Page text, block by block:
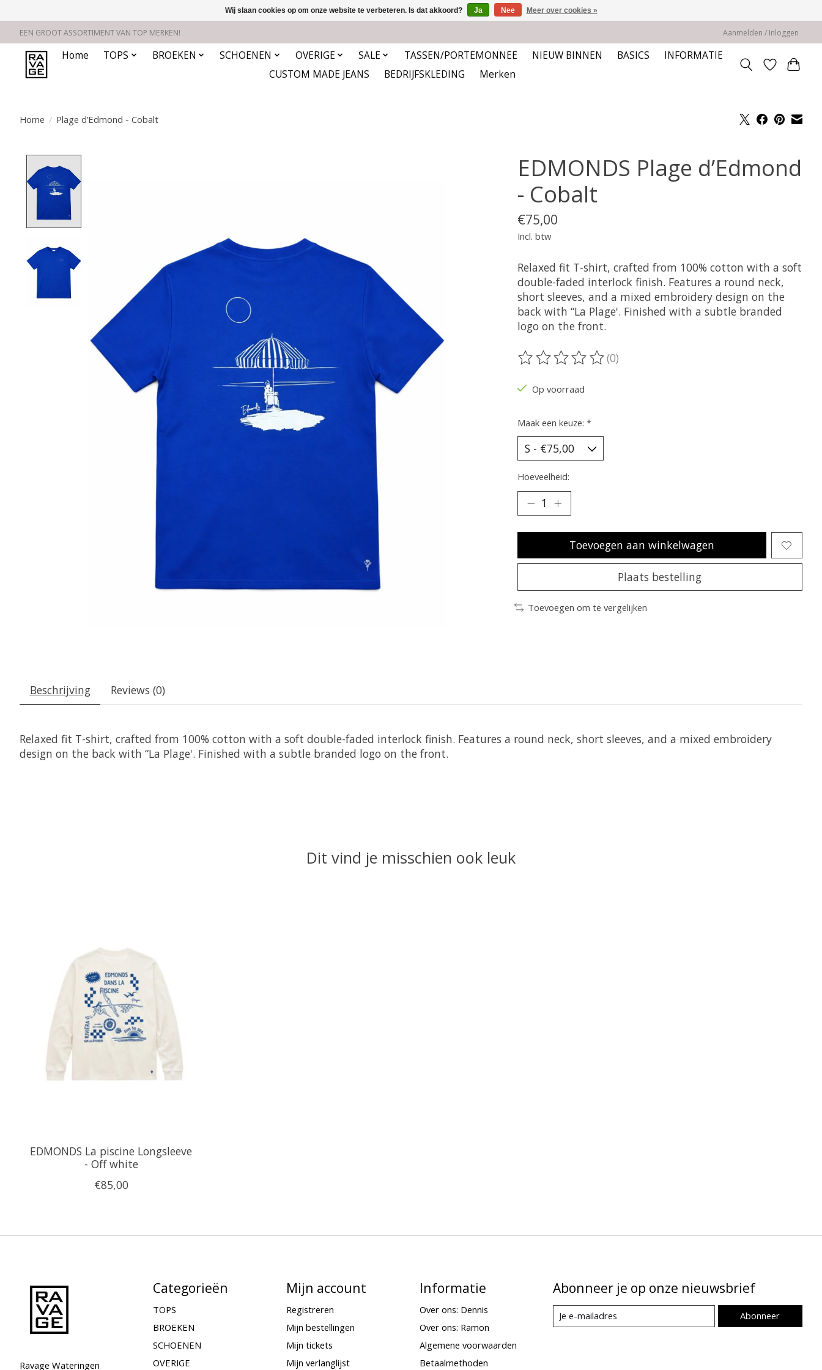
EEN GROOT ASSORTIMENT VAN TOP MERKEN! Aanmelden / Inloggen
Home TOPS BROEKEN SCHOENEN OVERIGE SALE TASSEN/PORTEMONNEE NIEUW BINNEN BASICS
INFORMATIE
CUSTOM MADE JEANS
BEDRIJFSKLEDING Merken
Home / Plage d’Edmond - Cobalt
EDMONDS Plage d’Edmond
- Cobalt
€75,00
Incl. btw
Relaxed fit T-shirt, crafted from 100% cotton with a soft
double-faded interlock finish. Features a round neck,
short sleeves, and a mixed embroidery design on the
back with “La Plage'. Finished with a subtle branded
logo on the front.
De beoordeling van dit product is
(0)
Op voorraad
Maak een keuze: *
Hoeveelheid:
Toevoegen aan winkelwagen
Plaats bestelling
Toevoegen om te vergelijken
Beschrijving Reviews (0)
Relaxed fit T-shirt, crafted from 100% cotton with a soft double-faded interlock finish. Features a round neck, short sleeves, and a mixed embroidery
design on the back with “La Plage'. Finished with a subtle branded logo on the front.
Dit vind je misschien ook leuk
EDMONDS La piscine Longsleeve
- Off white
€85,00
Ravage Wateringen
Categorieën
TOPS
BROEKEN
SCHOENEN
OVERIGE
Mijn account
Registreren
Mijn bestellingen
Mijn tickets
Mijn verlanglijst
Informatie
Over ons: Dennis
Over ons: Ramon
Algemene voorwaarden
Betaalmethoden
Abonneer je op onze nieuwsbrief
Abonneer
Wij slaan cookies op om onze website te verbeteren. Is dat akkoord? Ja Nee Meer over cookies »